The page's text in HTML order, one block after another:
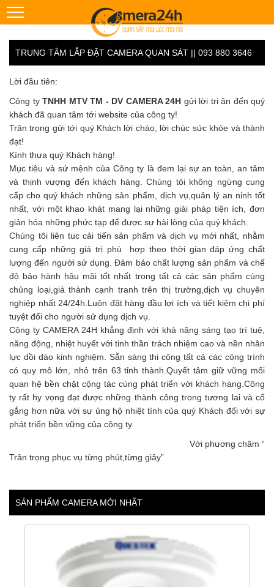
TRUNG TÂM LẮP ĐẶT CAMERA QUAN SÁT || 093 880 3646
Lời đầu tiên:
Công ty TNHH MTV TM - DV CAMERA 24H gửi lời tri ân đến quý
khách đã quan tâm tới website của công ty!
Trân trọng gửi tới quý Khách lời chào, lời chúc sức khỏe và thành
đạt!
Kính thưa quý Khách hàng!
Mục tiêu và sứ mệnh của Công ty là đem lại sự an toàn, an tâm
và thịnh vượng đến khách hàng. Chúng tôi không ngừng cung
cấp cho quý khách những sản phẩm, dịch vụ,quản lý an ninh tốt
nhất, với một khao khát mang lại những giải pháp tiện ích, đơn
giản hóa những phức tạp để được sự hài lòng của quý khách.
Chúng tôi liên tuc cải tiến sản phẩm và dịch vụ mới nhất, nhằm
cung cấp những giá trị phù hợp theo thời gian đáp ứng chất
lượng đến người sử dụng. Đảm bảo chất lượng sản phẩm và chế
độ bảo hành hậu mãi tốt nhất trong tất cả các sản phẩm cùng
chủng loại,giá thành cạnh tranh trên thị trường,dịch vụ chuyên
nghiệp nhất 24/24h.Luôn đặt hàng đầu lợi ích và tiết kiệm chi phí
tuyệt đối cho người sử dụng dịch vụ.
Công ty CAMERA 24H khẳng định với khả năng sáng tạo trí tuệ,
năng động, nhiệt huyết với tinh thần trách nhiệm cao và nền nhân
lực dồi dào kinh nghiệm. Sẵn sàng thi công tất cả các công trình
có quy mô lớn, nhỏ trên 63 tỉnh thành.Quyết tâm giữ vững mối
quan hệ bền chặt cộng tác cùng phát triển với khách hàng.Công
ty rất hy vọng đạt được những thành công trong tương lai và cố
gắng hơn nữa với sự ủng hộ nhiệt tình của quý Khách đối với sự
phát triển bền vững của công ty.
Với phương châm “
Trân trọng phục vụ từng phút,từng giây”
SẢN PHẨM CAMERA MỚI NHẤT